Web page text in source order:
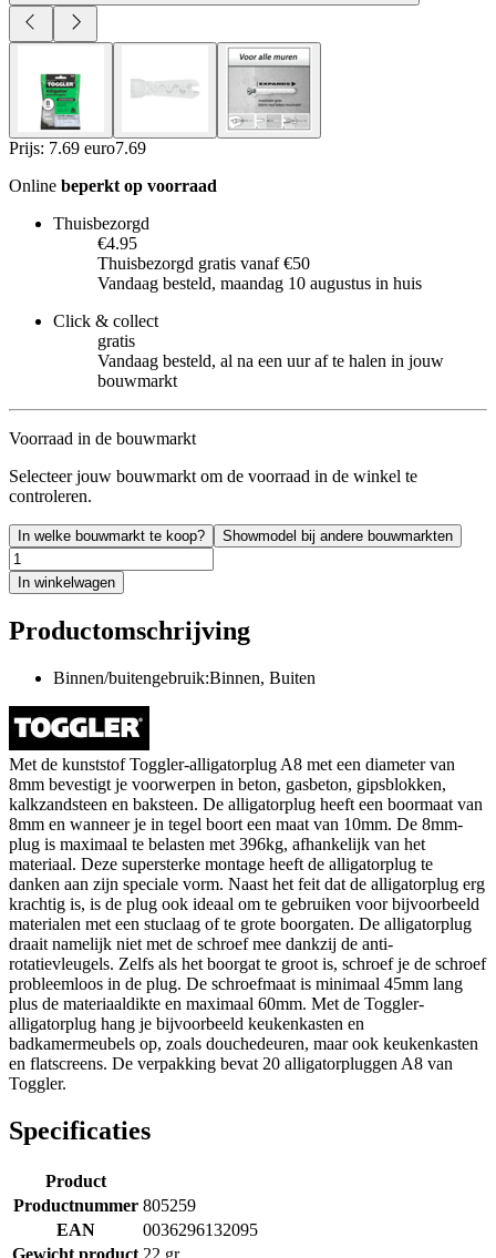
Prijs: 7.69 euro7.69
Online beperkt op voorraad
Thuisbezorgd
€4.95
Thuisbezorgd gratis vanaf €50
Vandaag besteld, maandag 10 augustus in huis
Click & collect
gratis
Vandaag besteld, al na een uur af te halen in jouw
bouwmarkt
Voorraad in de bouwmarkt
Selecteer jouw bouwmarkt om de voorraad in de winkel te
controleren.
In welke bouwmarkt te koop? Showmodel bij andere bouwmarkten
In winkelwagen
Productomschrijving
Binnen/buitengebruik:Binnen, Buiten
Met de kunststof Toggler-alligatorplug A8 met een diameter van
8mm bevestigt je voorwerpen in beton, gasbeton, gipsblokken,
kalkzandsteen en baksteen. De alligatorplug heeft een boormaat van
8mm en wanneer je in tegel boort een maat van 10mm. De 8mm-
plug is maximaal te belasten met 396kg, afhankelijk van het
materiaal. Deze supersterke montage heeft de alligatorplug te
danken aan zijn speciale vorm. Naast het feit dat de alligatorplug erg
krachtig is, is de plug ook ideaal om te gebruiken voor bijvoorbeeld
materialen met een stuclaag of te grote boorgaten. De alligatorplug
draait namelijk niet met de schroef mee dankzij de anti-
rotatievleugels. Zelfs als het boorgat te groot is, schroef je de schroef
probleemloos in de plug. De schroefmaat is minimaal 45mm lang
plus de materiaaldikte en maximaal 60mm. Met de Toggler-
alligatorplug hang je bijvoorbeeld keukenkasten en
badkamermeubels op, zoals douchedeuren, maar ook keukenkasten
en flatscreens. De verpakking bevat 20 alligatorpluggen A8 van
Toggler.
Specificaties
Product
Productnummer 805259
EAN
0036296132095
Gewicht product 22 gr